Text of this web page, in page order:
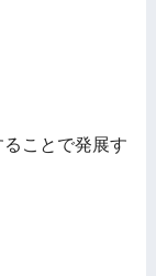
ることで発展す